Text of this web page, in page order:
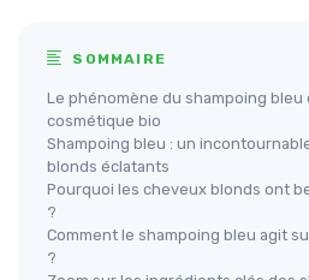
SOMMAIRE
Le phénomène du shampoing bleu
cosmétique bio
Shampoing bleu : un
blonds éclatants
Pourquoi les cheveux blonds ont
?
Comment le shampoing bleu agit
?